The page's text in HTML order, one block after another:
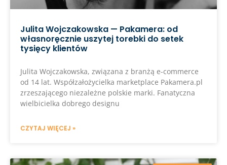
Julita Wojczakowska — Pakamera: od
własnoręcznie uszytej torebki do setek
tysięcy klientów
Julita Wojczakowska, związana z branżą e-commerce
od 14 lat. Współzałożycielka marketplace Pakamera.pl
zrzeszającego niezależne polskie marki. Fanatyczna
wielbicielka dobrego designu
CZYTAJ WIĘCEJ »